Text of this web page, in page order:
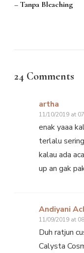
– Tanpa Bleaching
24 Comments
artha
11/10/2019 at
enak yaaa
terlalu
kalau ada
up an gak
Andiyani
11/09/2019 at
Duh ratjun
Calysta